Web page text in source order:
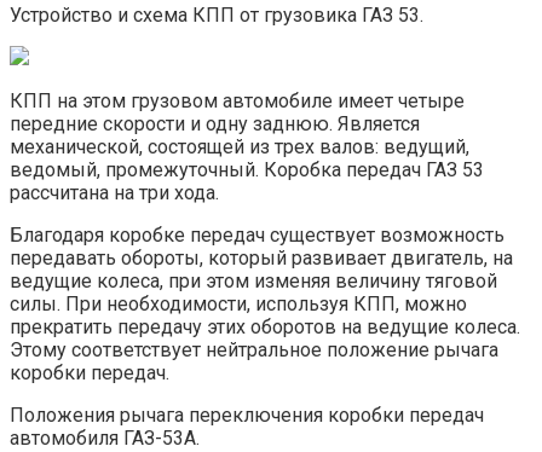
Устройство и схема КПП от грузовика ГАЗ 53.
КПП на этом грузовом автомобиле имеет четыре
передние скорости и одну заднюю. Является
механической, состоящей из трех валов: ведущий,
ведомый, промежуточный. Коробка передач ГАЗ 53
рассчитана на три хода.
Благодаря коробке передач существует возможность
передавать обороты, который развивает двигатель, на
ведущие колеса, при этом изменяя величину тяговой
силы. При необходимости, используя КПП, можно
прекратить передачу этих оборотов на ведущие колеса.
Этому соответствует нейтральное положение рычага
коробки передач.
Положения рычага переключения коробки передач
автомобиля ГАЗ-53А.